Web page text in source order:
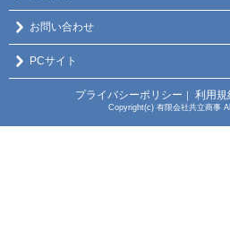
お問い合わせ
PCサイト
プライバシーポリシー ｜ 利用規
Copyright(c) 有限会社共立商事